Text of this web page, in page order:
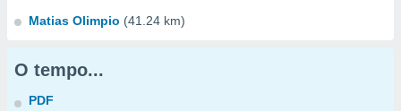
Matias Olimpio (41.24 km)
O tempo...
PDF